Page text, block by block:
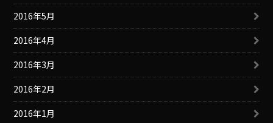
2016年5月
2016年4月
2016年3月
2016年2月
2016年1月